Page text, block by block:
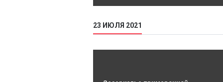
23 ИЮЛЯ 2021